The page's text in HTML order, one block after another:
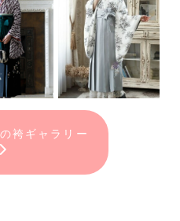
袴ギャラリー